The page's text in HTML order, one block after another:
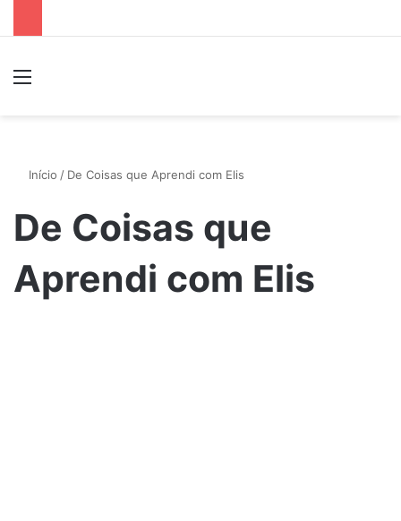
Início / De Coisas que Aprendi com Elis
De Coisas que
Aprendi com Elis